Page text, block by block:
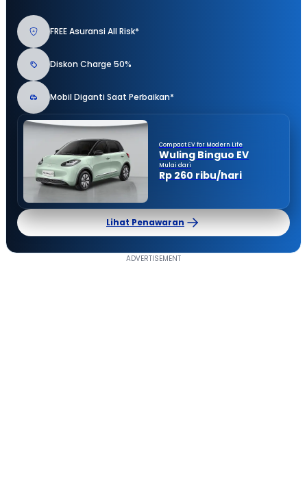
FREE Asuransi All Risk*
Diskon Charge 50%
Mobil Diganti Saat Perbaikan*
Compact EV for Modern Life
Wuling Binguo EV
Mulai dari
Rp 260 ribu/hari
Lihat Penawaran